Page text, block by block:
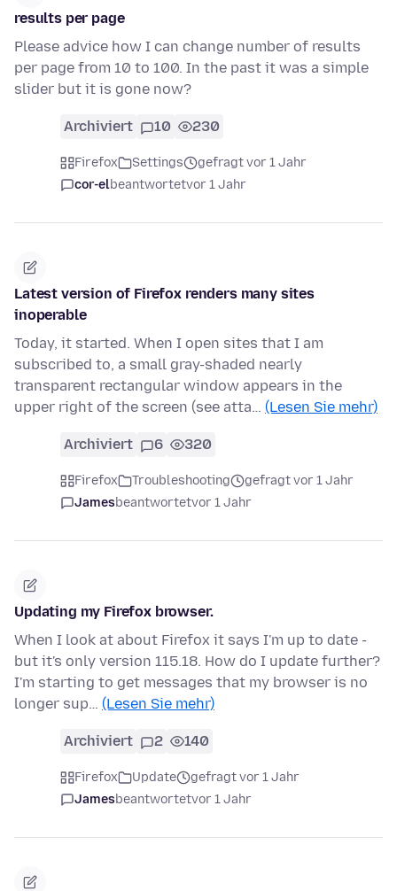
results per page
Please advice how I can change number of results
per page from 10 to 100. In the past it was a simple
slider but it is gone now?
Archiviert 10 230
Firefox Settings
gefragt vor 1 Jahr
cor-elbeantwortetvor 1 Jahr
Latest version of Firefox renders many sites
inoperable
Today, it started. When I open sites that I am
subscribed to, a small gray-shaded nearly
transparent rectangular window appears in the
upper right of the screen (see atta… (Lesen Sie mehr)
Archiviert 6 320
Firefox Troubleshooting
gefragt vor 1 Jahr
Jamesbeantwortetvor 1 Jahr
Updating my Firefox browser.
When I look at about Firefox it says I'm up to date -
but it's only version 115.18. How do I update further?
I'm starting to get messages that my browser is no
longer sup… (Lesen Sie mehr)
Archiviert 2 140
Firefox Update
gefragt vor 1 Jahr
Jamesbeantwortetvor 1 Jahr